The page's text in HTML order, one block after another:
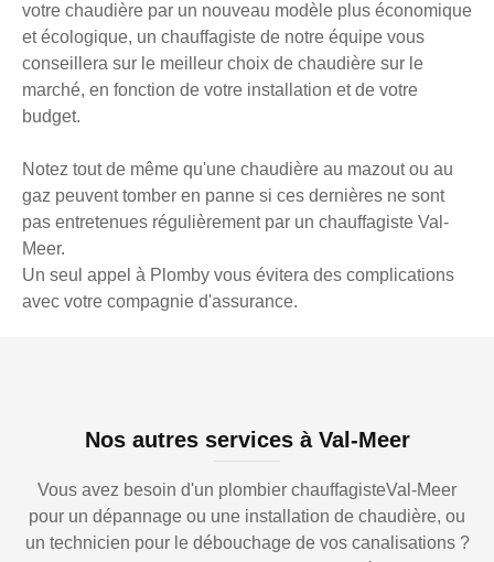
votre chaudière par un nouveau modèle plus économique
et écologique, un chauffagiste de notre équipe vous
conseillera sur le meilleur choix de chaudière sur le
marché, en fonction de votre installation et de votre
budget.
Notez tout de même qu'une chaudière au mazout ou au
gaz peuvent tomber en panne si ces dernières ne sont
pas entretenues régulièrement par un chauffagiste Val-
Meer.
Un seul appel à Plomby vous évitera des complications
avec votre compagnie d'assurance.
Nos autres services à Val-Meer
Vous avez besoin d'un plombier chauffagisteVal-Meer
pour un dépannage ou une installation de chaudière, ou
un technicien pour le débouchage de vos canalisations ?